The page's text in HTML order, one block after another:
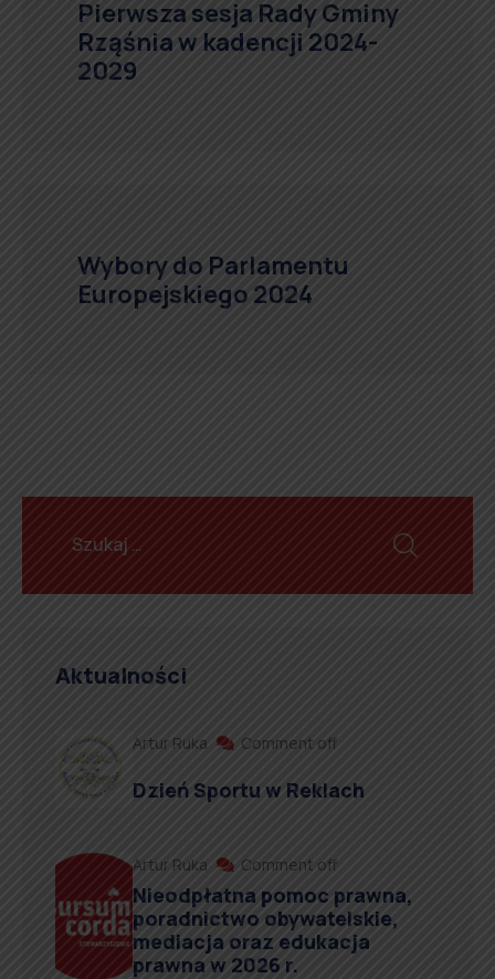
Pierwsza sesja Rady Gminy
Rząśnia w kadencji 2024-
2029
Wybory do Parlamentu
Europejskiego 2024
Aktualności
Artur Ruka Comment off
Dzień Sportu w Reklach
Artur Ruka Comment off
Nieodpłatna pomoc prawna,
poradnictwo obywatelskie,
mediacja oraz edukacja
prawna w 2026 r.